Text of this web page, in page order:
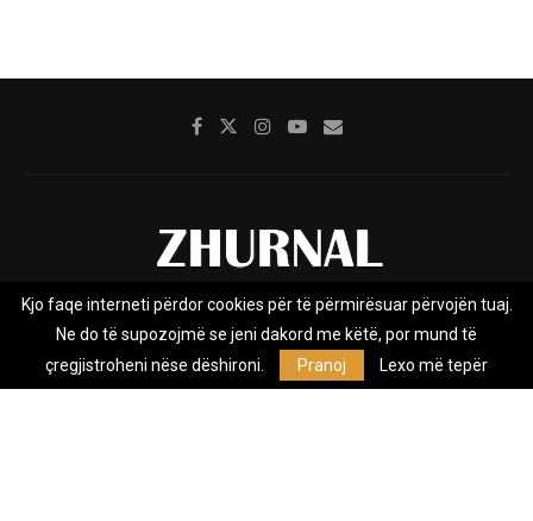
Rreth nesh Impresumi Marketing
Privacy Policy
Zhurnal.mk është Agjenci e Lajmeve e pavarur, e themeluar në vitin
Kjo faqe interneti përdor cookies për të përmirësuar përvojën tuaj.
Ne do të supozojmë se jeni dakord me këtë, por mund të
çregjistroheni nëse dëshironi.
Pranoj Lexo më tepër